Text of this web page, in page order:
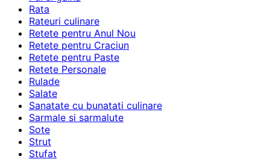
Rata
Rateuri culinare
Retete pentru Anul Nou
Retete pentru Craciun
Retete pentru Paste
Retete Personale
Rulade
Salate
Sanatate cu bunatati culinare
Sarmale si sarmalute
Sote
Strut
Stufat